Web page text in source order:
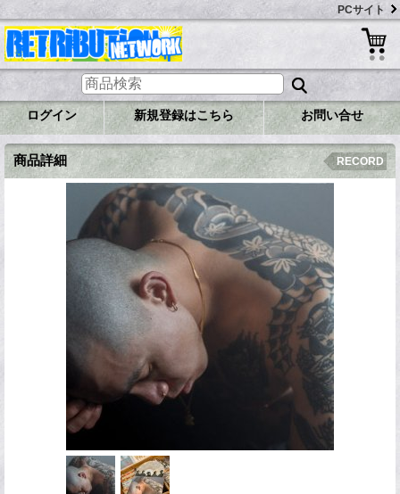
PCサイト
ログイン 新規登録はこちら お問い合せ
商品詳細 RECORD